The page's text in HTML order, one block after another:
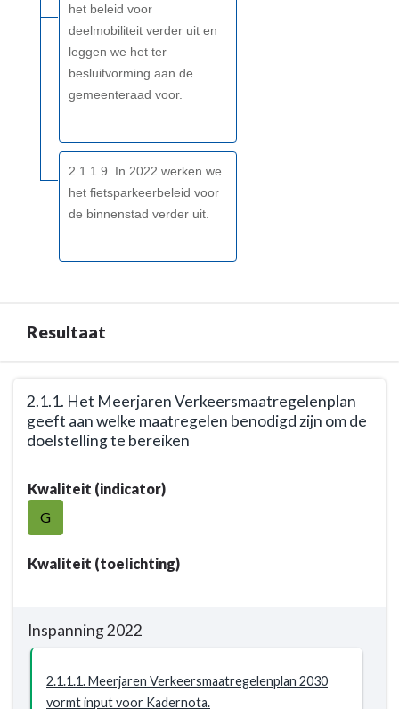
het beleid voor
deelmobiliteit verder uit en
leggen we het ter
besluitvorming aan de
gemeenteraad voor.
2.1.1.9. In 2022 werken we
het fietsparkeerbeleid voor
de binnenstad verder uit.
Resultaat
navigatie
Woerden
leefbaar
Resultaat
2.1.1. Het Meerjaren Verkeersmaatregelenplan
geeft aan welke maatregelen benodigd zijn om de
doelstelling te bereiken
naar
navigatie
Opgave:
leefbaar
Kwaliteit (indicator)
G
Kwaliteit (toelichting)
Inspanning 2022
2.1.1.1. Meerjaren Verkeersmaatregelenplan 2030
vormt input voor Kadernota.